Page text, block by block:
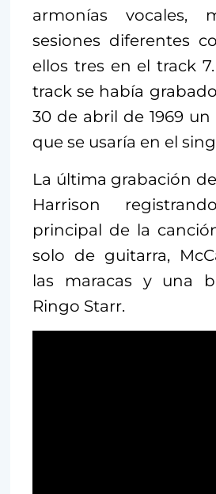
armonías vocales,
sesiones diferentes
ellos tres en el track
track se había
30 de abril de 1969
que se usaría en el
La última grabación
Harrison
principal de la
solo de guitarra,
las maracas y una
Ringo Starr.